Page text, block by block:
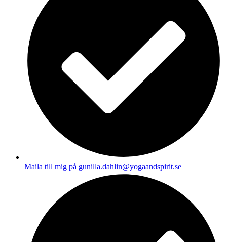
Maila till mig på gunilla.dahlin@yogaandspirit.se